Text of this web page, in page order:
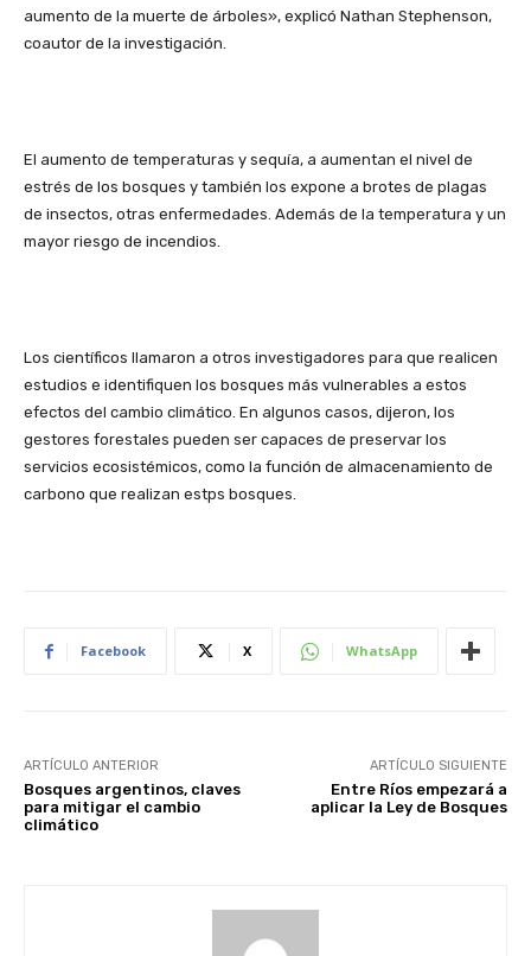
aumento de la muerte de árboles», explicó Nathan Stephenson,
coautor de la investigación.
El aumento de temperaturas y sequía, a aumentan el nivel de
estrés de los bosques y también los expone a brotes de plagas
de insectos, otras enfermedades. Además de la temperatura y un
mayor riesgo de incendios.
Los científicos llamaron a otros investigadores para que realicen
estudios e identifiquen los bosques más vulnerables a estos
efectos del cambio climático. En algunos casos, dijeron, los
gestores forestales pueden ser capaces de preservar los
servicios ecosistémicos, como la función de almacenamiento de
carbono que realizan estps bosques.
Facebook X WhatsApp
ARTÍCULO ANTERIOR
Bosques argentinos, claves
para mitigar el cambio
climático
ARTÍCULO SIGUIENTE
Entre Ríos empezará a
aplicar la Ley de Bosques